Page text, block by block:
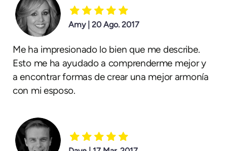
Amy | 20 Ago. 2017
Me ha impresionado lo bien que me describe.
Esto me ha ayudado a comprenderme mejor y
a encontrar formas de crear una mejor armonía
con mi esposo.